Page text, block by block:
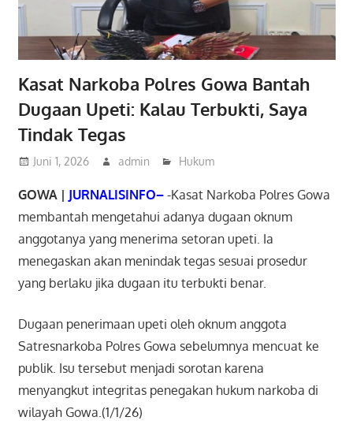
Kasat Narkoba Polres Gowa Bantah
Dugaan Upeti: Kalau Terbukti, Saya
Tindak Tegas
Juni 1, 2026 admin Hukum
GOWA | JURNALISINFO–-Kasat Narkoba Polres Gowa
membantah mengetahui adanya dugaan oknum
anggotanya yang menerima setoran upeti. Ia
menegaskan akan menindak tegas sesuai prosedur
yang berlaku jika dugaan itu terbukti benar.
Dugaan penerimaan upeti oleh oknum anggota
Satresnarkoba Polres Gowa sebelumnya mencuat ke
publik. Isu tersebut menjadi sorotan karena
menyangkut integritas penegakan hukum narkoba di
wilayah Gowa.(1/1/26)